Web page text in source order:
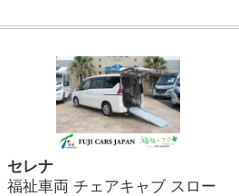
セレナ
福祉車両 チェアキャブ スロー